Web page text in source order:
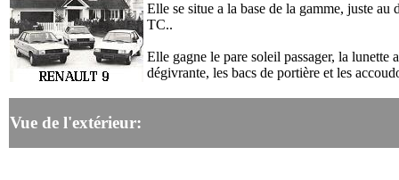
Elle se situe a la base de la gamme, juste au
TC..
Elle gagne le pare soleil passager, la lunette
dégivrante, les bacs de portière et les
Vue de l'extérieur: